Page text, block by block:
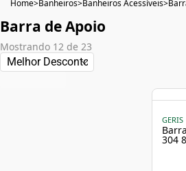
Home>Banheiros>Banheiros Acessíveis>
Barra de Apoio
Mostrando 12 de 23
GERIS
304